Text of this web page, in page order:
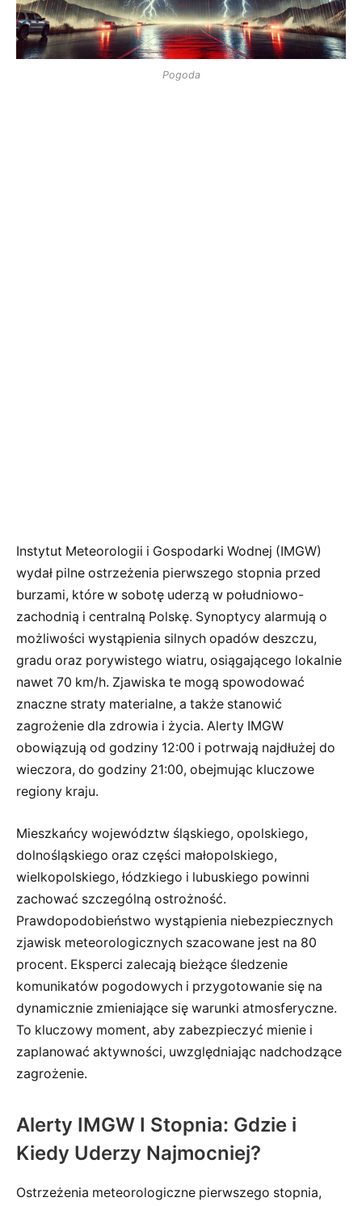
Pogoda
Instytut Meteorologii i Gospodarki Wodnej (IMGW)
wydał pilne ostrzeżenia pierwszego stopnia przed
burzami, które w sobotę uderzą w południowo-
zachodnią i centralną Polskę. Synoptycy alarmują o
możliwości wystąpienia silnych opadów deszczu,
gradu oraz porywistego wiatru, osiągającego lokalnie
nawet 70 km/h. Zjawiska te mogą spowodować
znaczne straty materialne, a także stanowić
zagrożenie dla zdrowia i życia. Alerty IMGW
obowiązują od godziny 12:00 i potrwają najdłużej do
wieczora, do godziny 21:00, obejmując kluczowe
regiony kraju.
Mieszkańcy województw śląskiego, opolskiego,
dolnośląskiego oraz części małopolskiego,
wielkopolskiego, łódzkiego i lubuskiego powinni
zachować szczególną ostrożność.
Prawdopodobieństwo wystąpienia niebezpiecznych
zjawisk meteorologicznych szacowane jest na 80
procent. Eksperci zalecają bieżące śledzenie
komunikatów pogodowych i przygotowanie się na
dynamicznie zmieniające się warunki atmosferyczne.
To kluczowy moment, aby zabezpieczyć mienie i
zaplanować aktywności, uwzględniając nadchodzące
zagrożenie.
Alerty IMGW I Stopnia: Gdzie i
Kiedy Uderzy Najmocniej?
Ostrzeżenia meteorologiczne pierwszego stopnia,